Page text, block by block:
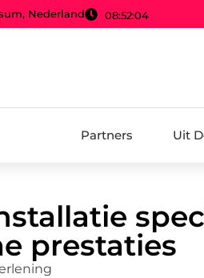
Nederland 08:52:05
Partners Uit
prestaties